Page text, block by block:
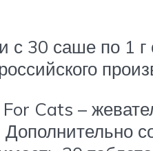
с 30 саше по 1
Cats –